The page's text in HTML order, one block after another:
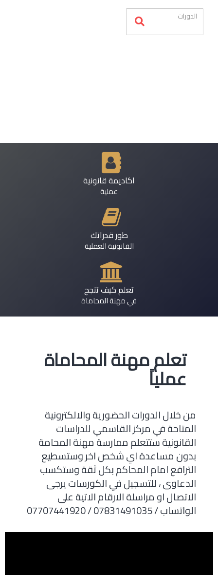
اكاديمة قانونية
عملية
طور قدراتك
القانونية العملية
تعلم كيف تنجح
في مهنة المحاماة
تعلم مهنة المحاماة
عملياً
من خلال الدورات الحضورية والالكترونية
المتاحة في مركز القاسمي للدراسات
القانونية ستتعلم ممارسة مهنة المحامة
بدون مساعدة اي شخص اخر وستسطيع
الترافع امام المحاكم بكل ثقة وستكسب
الدعاوى ، للتسجيل في الكورسات يرجى
الاتصال او مراسلة الارقام الاتية على
الواتساب / 07831491035 / 07707441920